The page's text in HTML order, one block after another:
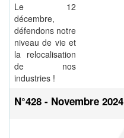
Le 12
décembre,
défendons notre
niveau de vie et
la relocalisation
de nos
industries !
N°428 - Novembre 2024